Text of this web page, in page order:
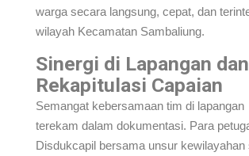
warga secara langsung, cepat, dan
wilayah Kecamatan Sambaliung.
Sinergi di Lapangan dan
Rekapitulasi Capaian
Semangat kebersamaan tim di lapangan
terekam dalam dokumentasi. Para
Disdukcapil bersama unsur kewilayahan